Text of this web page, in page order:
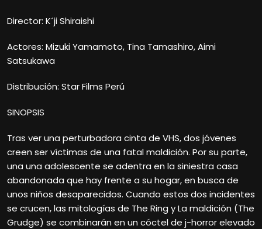
Director: K´ji Shiraishi
Actores: Mizuki Yamamoto, Tina Tamashiro, Aimi
Satsukawa
Distribución: Star Films Perú
SINOPSIS
Tras ver una perturbadora cinta de VHS, dos jóvenes
creen ser víctimas de una fatal maldición. Por su parte,
una una adolescente se adentra en la siniestra casa
abandonada que hay frente a su hogar, en busca de
unos niños desaparecidos. Cuando estos dos incidentes
se crucen, las mitologías de The Ring y La maldición (The
Grudge) se combinarán en un cóctel de j-horror elevado